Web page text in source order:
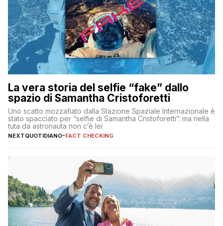
La vera storia del selfie “fake” dallo
spazio di Samantha Cristoforetti
Uno scatto mozzafiato dalla Stazione Spaziale Internazionale è
stato spacciato per “selfie di Samantha Cristoforetti”: ma nella
tuta da astronauta non c’è lei
NEXTQUOTIDIANO-FACT CHECKING